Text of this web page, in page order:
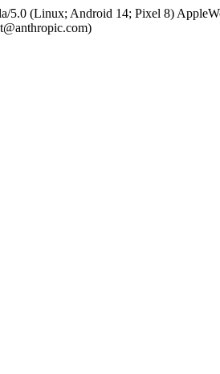
5.0 (Linux; Android 14; Pixel 8)